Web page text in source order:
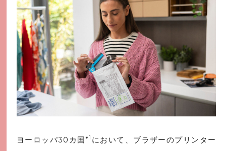
ヨーロッパ30カ国*1 において、ブラザーのプリンター